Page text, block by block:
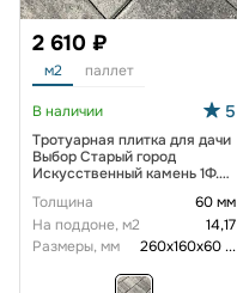
2 610 ₽
м2 паллет
В наличии 5
Тротуарная плитка для дачи
Выбор Старый город
Искусственный камень 1Ф.6
Толщина
60 мм
На поддоне, м2
14,17
Размеры, мм
260х160х60...